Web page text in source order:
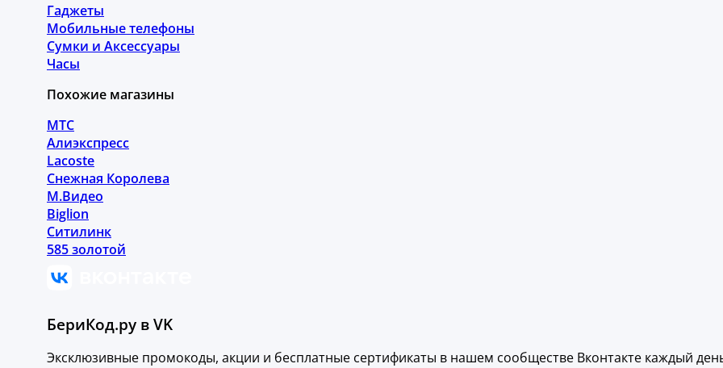
Гаджеты
Мобильные телефоны
Сумки и Аксессуары
Часы
Похожие магазины
МТС
Алиэкспресс
Lacoste
Снежная Королева
М.Видео
Biglion
Ситилинк
585 золотой
БериКод.ру в VK
Эксклюзивные промокоды, акции и бесплатные сертификаты в нашем сообществе Вконтакте каждый